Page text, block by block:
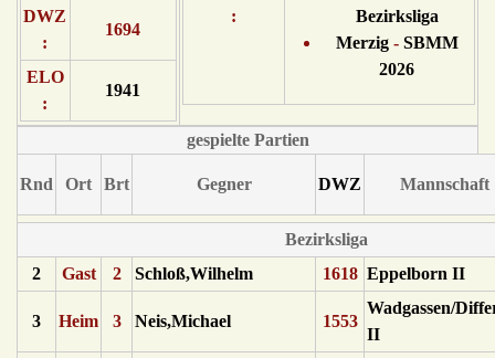
DWZ
:
1694
ELO
:
1941
:
Bezirksliga
Merzig- SBMM
2026
gespielte Partien
Rnd Ort Brt Gegner DWZ Mannschaft
Bezirksliga
2
Gast 2 Schloß,Wilhelm 1618 Eppelborn II
3 Heim 3 Neis,Michael 1553
Wadgassen/
II